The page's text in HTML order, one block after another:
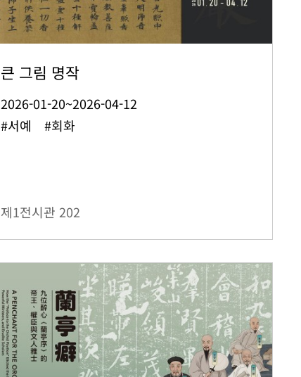
큰 그림 명작
2026-01-20~2026-04-12
#서예 #회화
제1전시관 202